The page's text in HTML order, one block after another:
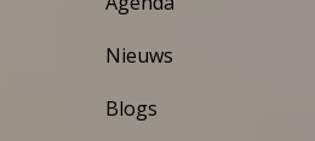
Nieuws
Blogs